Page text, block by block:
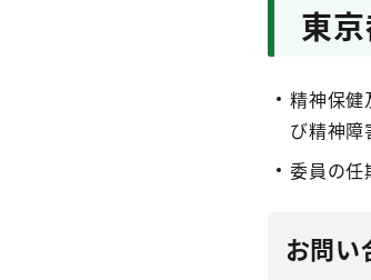
東
精神保健
び精神障
委員の任
お問い